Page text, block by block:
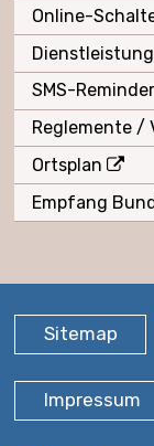
Online-
SMS-
Reglemente /
Ortsplan
Empfang
FOOTER
Sitemap
Impressum